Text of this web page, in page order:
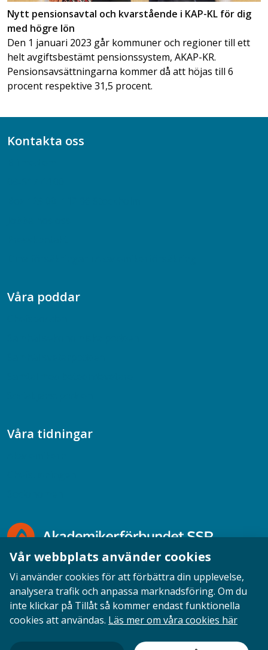
Nytt pensionsavtal och kvarstående i KAP-KL för dig
med högre lön
Den 1 januari 2023 går kommuner och regioner till ett
helt avgiftsbestämt pensionssystem, AKAP-KR.
Pensionsavsättningarna kommer då att höjas till 6
procent respektive 31,5 procent.
Kontakta oss
Våra poddar
Våra tidningar
Opinion English Personuppgifter Cookies
Vår webbplats använder cookies
Vi använder cookies för att förbättra din upplevelse,
analysera trafik och anpassa marknadsföring. Om du
inte klickar på Tillåt så kommer endast funktionella
cookies att användas. Läs mer om våra cookies här